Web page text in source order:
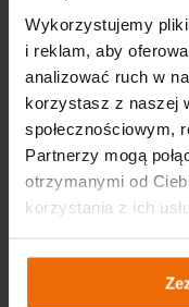
Wykorzystujemy
i reklam, aby
analizować ruch w
korzystasz z naszej
społecznościowym,
Partnerzy mogą
otrzymanymi od
korzystania z ich
Akademia